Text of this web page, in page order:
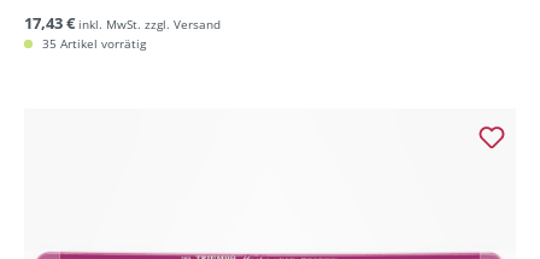
17,43 € inkl. MwSt. zzgl. Versand
35 Artikel vorrätig